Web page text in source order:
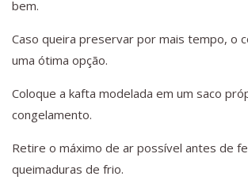
bem.
Caso queira preservar por mais tempo, o
uma ótima opção.
Coloque a kafta modelada em um saco
congelamento.
Retire o máximo de ar possível antes de
queimaduras de frio.